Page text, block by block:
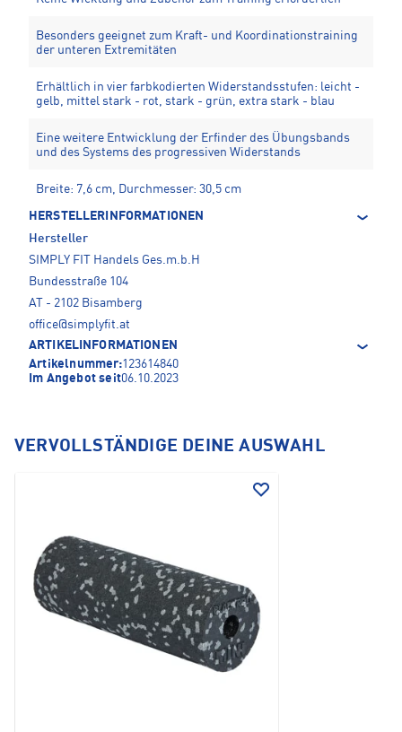
Besonders geeignet zum Kraft- und Koordinationstraining
der unteren Extremitäten
Erhältlich in vier farbkodierten Widerstandsstufen: leicht -
gelb, mittel stark - rot, stark - grün, extra stark - blau
Eine weitere Entwicklung der Erfinder des Übungsbands
und des Systems des progressiven Widerstands
Breite: 7,6 cm, Durchmesser: 30,5 cm
HERSTELLERINFORMATIONEN
Hersteller
SIMPLY FIT Handels Ges.m.b.H
Bundesstraße 104
AT - 2102 Bisamberg
office@simplyfit.at
ARTIKELINFORMATIONEN
Artikelnummer:123614840
Im Angebot seit06.10.2023
VERVOLLSTÄNDIGE DEINE AUSWAHL